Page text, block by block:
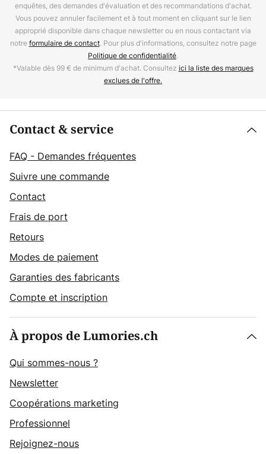
enquêtes, des demandes d'évaluation et des recommandations d'achat.
Vous pouvez annuler facilement et à tout moment en cliquant sur le lien
approprié disponible dans chaque newsletter ou en nous contactant via
notreformulaire de contact. Pour plus d'informations, consultez notre page
Politique de confidentialité.
*Valable dès 99 € de minimum d'achat. Consultez ici la liste des marques
exclues de l'offre.
Contact & service
FAQ - Demandes fréquentes
Suivre une commande
Contact
Frais de port
Retours
Modes de paiement
Garanties des fabricants
Compte et inscription
À propos de Lumories.ch
Qui sommes-nous ?
Newsletter
Coopérations marketing
Professionnel
Rejoignez-nous